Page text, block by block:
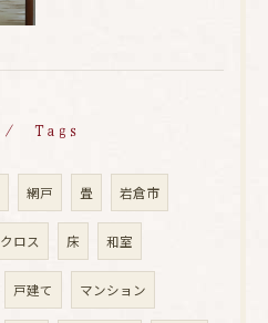
Tags
網戸 畳 岩倉市
クロス 床 和室
戸建て マンション